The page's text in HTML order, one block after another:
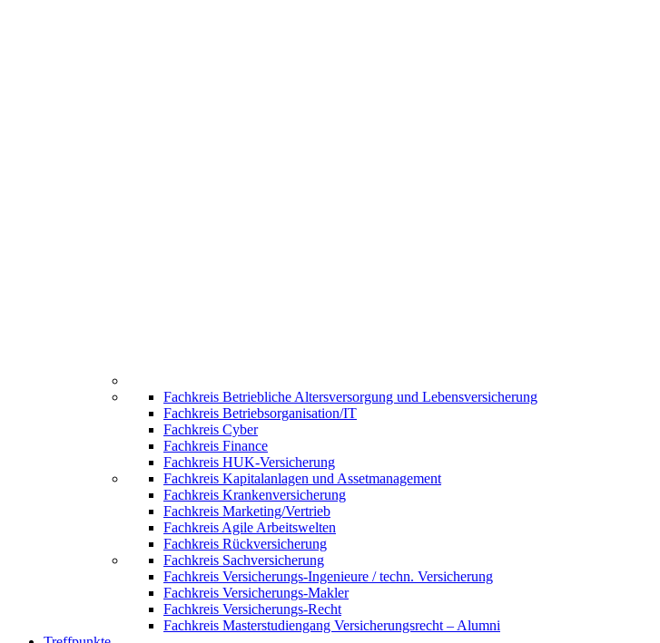
Fachkreis Betriebliche Altersversorgung und Lebensversicherung
Fachkreis Betriebsorganisation/IT
Fachkreis Cyber
Fachkreis Finance
Fachkreis HUK-Versicherung
Fachkreis Kapitalanlagen und Assetmanagement
Fachkreis Krankenversicherung
Fachkreis Marketing/Vertrieb
Fachkreis Agile Arbeitswelten
Fachkreis Rückversicherung
Fachkreis Sachversicherung
Fachkreis Versicherungs-Ingenieure / techn. Versicherung
Fachkreis Versicherungs-Makler
Fachkreis Versicherungs-Recht
Fachkreis Masterstudiengang Versicherungsrecht – Alumni